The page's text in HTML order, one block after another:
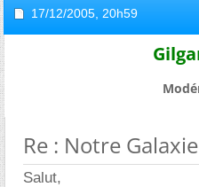
17/12/2005, 20h59
Re : Notre Galaxie
Salut,